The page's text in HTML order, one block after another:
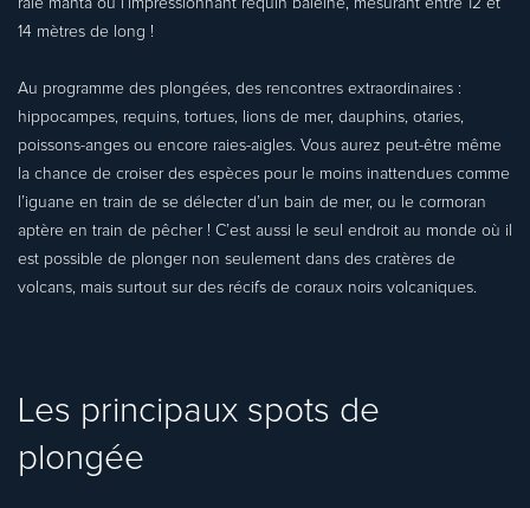
raie manta ou l’impressionnant requin baleine, mesurant entre 12 et
14 mètres de long !
Au programme des plongées, des rencontres extraordinaires :
hippocampes, requins, tortues, lions de mer, dauphins, otaries,
poissons-anges ou encore raies-aigles. Vous aurez peut-être même
la chance de croiser des espèces pour le moins inattendues comme
l’iguane en train de se délecter d’un bain de mer, ou le cormoran
aptère en train de pêcher ! C’est aussi le seul endroit au monde où il
est possible de plonger non seulement dans des cratères de
volcans, mais surtout sur des récifs de coraux noirs volcaniques.
Les principaux spots de
plongée